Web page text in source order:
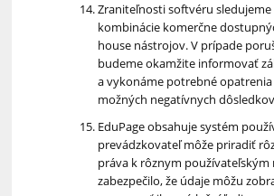
Zraniteľnosti softvéru
kombinácie komerčne
house nástrojov. V prípade
budeme okamžite informovať
a vykonáme potrebné
možných negatívnych
EduPage obsahuje systém
prevádzkovateľ môže priradiť
práva k rôznym používateľským
zabezpečilo, že údaje môžu